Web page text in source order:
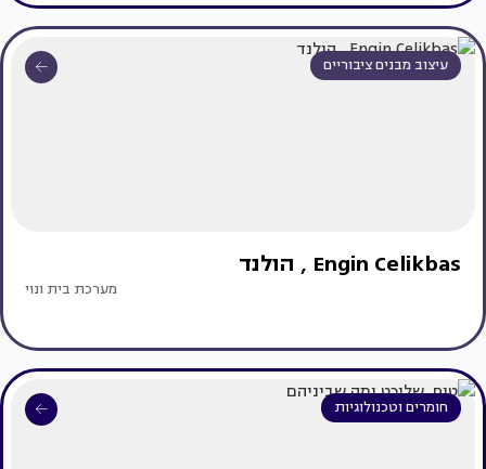
עיצוב מבנים ציבוריים
Engin Celikbas , הולנד
מערכת בית ונוי
חומרים וטכנולוגיות